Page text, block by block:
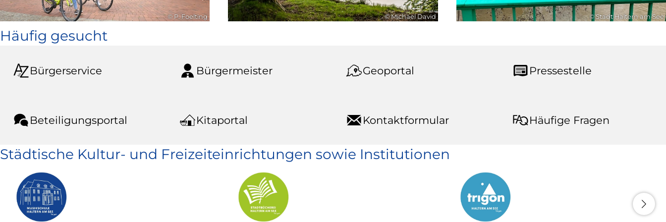
© P. Foelting © Michael David © Stadt Haltern am See
Häufig gesucht
Bürgerservice Bürgermeister Geoportal Pressestelle
Beteiligungsportal Kitaportal Kontaktformular Häufige Fragen
Städtische Kultur- und Freizeiteinrichtungen sowie Institutionen